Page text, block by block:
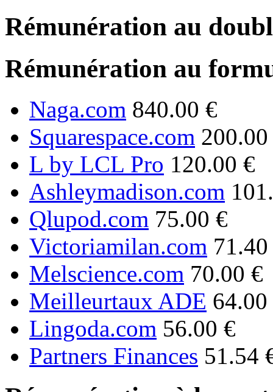
Rémunération au
Rémunération au
Naga.com 840.00 €
Squarespace.com
L by LCL Pro 120.00 €
Ashleymadison.com
Qlupod.com 75.00 €
Victoriamilan.com
Melscience.com 70.00 €
Meilleurtaux ADE 64.00
Lingoda.com 56.00 €
Partners Finances 51.54